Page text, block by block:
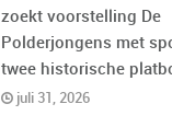
zoekt voorstelling De
Polderjongens met
twee historische
juli 31, 2026